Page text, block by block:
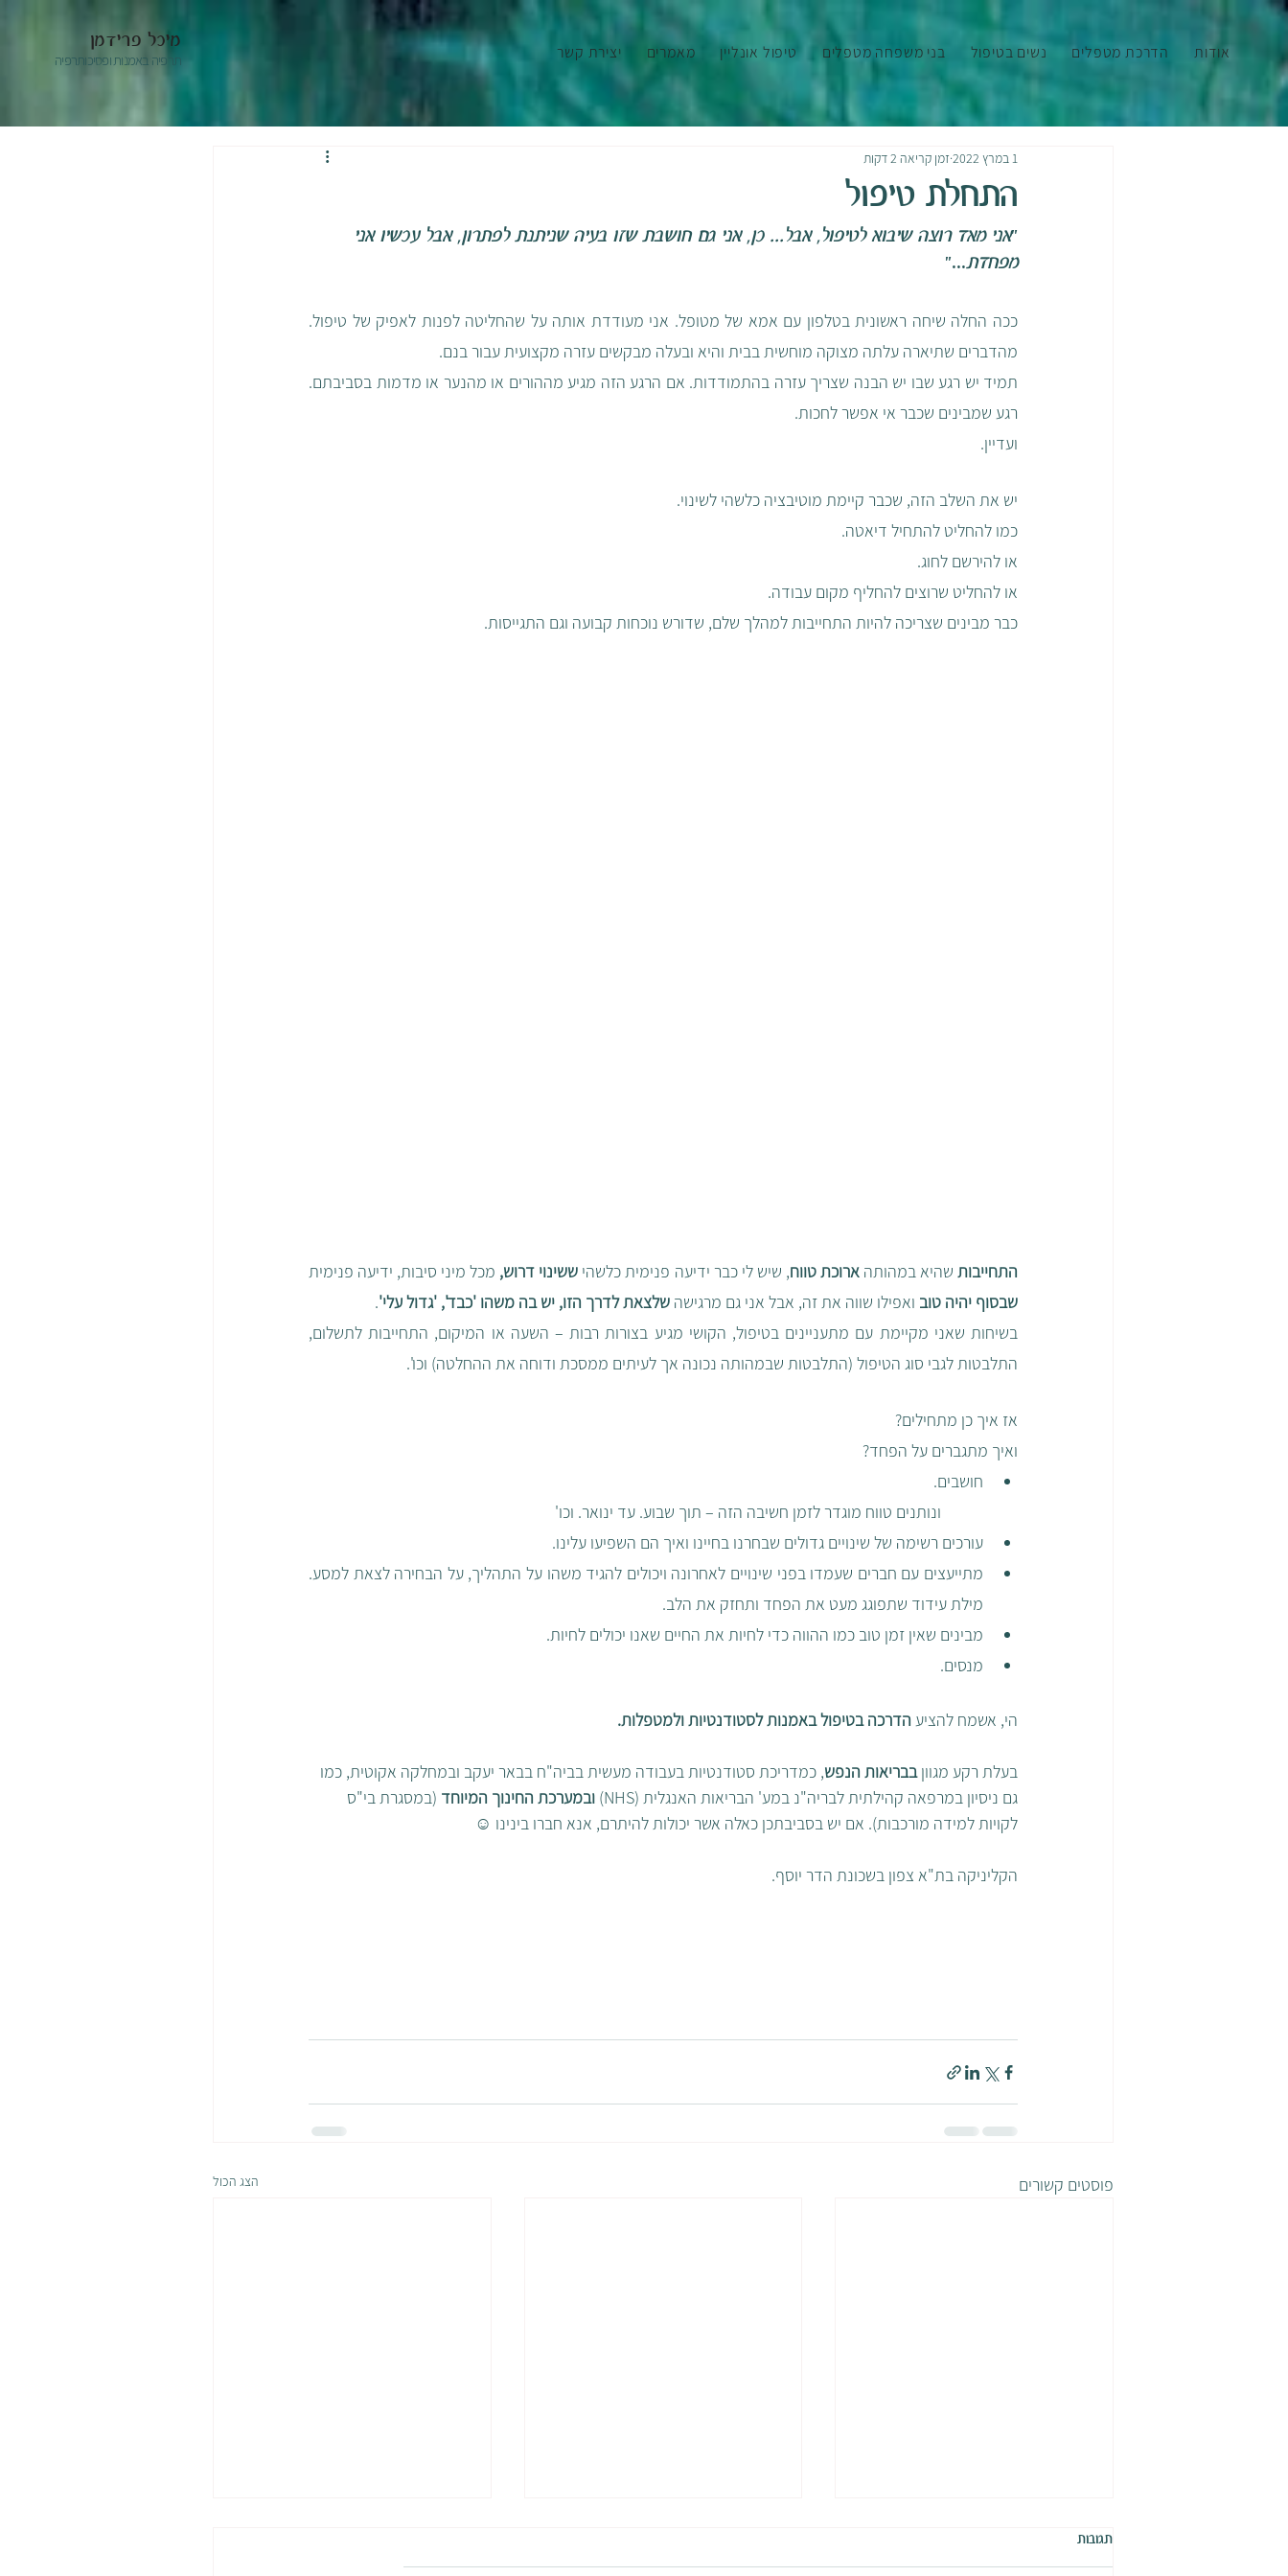
מיכל פרידמן
תרפיה באמנות ופסיכותרפיה אודות הדרכת מטפלים נשים בטיפול בני משפחה מטפלים טיפול אונליין מאמרים יצירת קשר
התחלת טיפול
1 במרץ 2022 זמן קריאה 2 דקות
"אני מאד רוצה שיבוא לטיפול, אבל... כן, אני גם חושבת שזו בעיה שניתנת לפתרון, אבל עכשיו אני
מפחדת..."
מהדברים שתיארה עלתה מצוקה מוחשית בבית והיא ובעלה מבקשים עזרה מקצועית עבור בנם.
רגע שמבינים שכבר אי אפשר לחכות.
ועדיין.
יש את השלב הזה, שכבר קיימת מוטיבציה כלשהי לשינוי.
כמו להחליט להתחיל דיאטה.
או להירשם לחוג.
או להחליט שרוצים להחליף מקום עבודה.
כבר מבינים שצריכה להיות התחייבות למהלך שלם, שדורש נוכחות קבועה וגם התגייסות.
התחייבות שהיא במהותה ארוכת טווח, שיש לי כבר ידיעה פנימית כלשהי ששינוי דרוש, מכל מיני סיבות, ידיעה פנימית
שבסוף יהיה טוב ואפילו שווה את זה, אבל אני גם מרגישה שלצאת לדרך הזו, יש בה משהו 'כבד', 'גדול עלי'.
התלבטות לגבי סוג הטיפול (התלבטות שבמהותה נכונה אך לעיתים ממסכת ודוחה את ההחלטה) וכו'.
אז איך כן מתחילים?
ואיך מתגברים על הפחד?
חושבים.
עורכים רשימה של שינויים גדולים שבחרנו בחיינו ואיך הם השפיעו עלינו.
מילת עידוד שתפוגג מעט את הפחד ותחזק את הלב.
מבינים שאין זמן טוב כמו ההווה כדי לחיות את החיים שאנו יכולים לחיות.
מנסים.
הי, אשמח להציע הדרכה בטיפול באמנות לסטודנטיות ולמטפלות.
בעלת רקע מגוון בבריאות הנפש, כמדריכת סטודנטיות בעבודה מעשית בביה"ח בבאר יעקב ובמחלקה אקוטית, כמו
גם ניסיון במרפאה קהילתית לבריה"נ במע' הבריאות האנגלית (NHS)
ובמערכת החינוך המיוחד (במסגרת בי"ס
לקויות למידה מורכבות). אם יש בסביבתכן כאלה אשר יכולות להיתרם, אנא חברו בינינו ☺
הקליניקה בת"א צפון בשכונת הדר יוסף.
פוסטים קשורים הצג הכול
תגובות